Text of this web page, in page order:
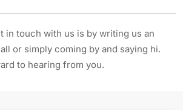
in touch with us is by writing us an
or simply coming by and saying hi.
to hearing from you.